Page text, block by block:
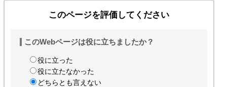
このページを評価してください
このWebページは役に立ちましたか？
役に立った
役に立たなかった
どちらとも言えない